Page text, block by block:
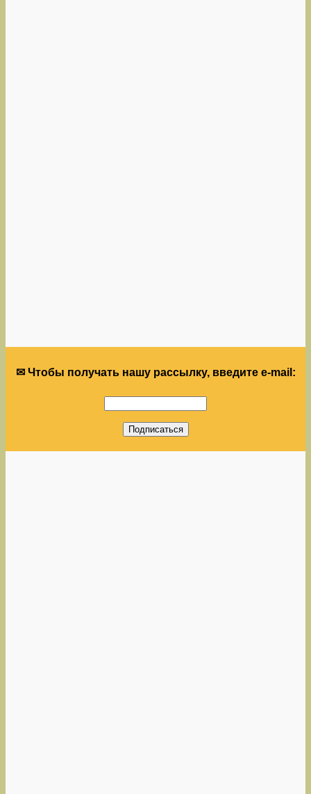
✉ Чтобы получать нашу рассылку, введите e-mail: